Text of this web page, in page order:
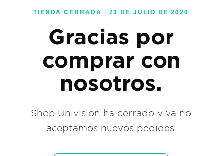
TIENDA CERRADA · 23 DE JULIO DE 2026
Gracias por
comprar con
nosotros.
Shop Univision ha cerrado y ya no
aceptamos nuevos pedidos.